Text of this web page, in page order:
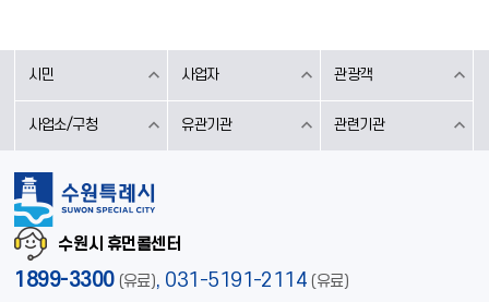
시민 사업자 관광객
사업소/구청 유관기관 관련기관
수원시 휴먼콜센터
1899-3300 (유료), 031-5191-2114 (유료)